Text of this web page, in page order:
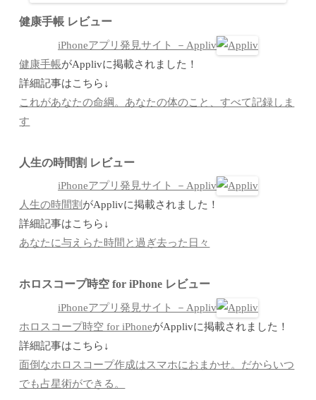
健康手帳 レビュー
iPhoneアプリ発見サイト －Appliv
健康手帳がApplivに掲載されました！
詳細記事はこちら↓
これがあなたの命綱。あなたの体のこと、すべて記録しま
す
人生の時間割 レビュー
iPhoneアプリ発見サイト －Appliv
人生の時間割 がApplivに掲載されました！
詳細記事はこちら↓
あなたに与えらた時間と過ぎ去った日々
ホロスコープ時空 for iPhone レビュー
iPhoneアプリ発見サイト －Appliv
ホロスコープ時空 for iPhoneがApplivに掲載されました！
詳細記事はこちら↓
面倒なホロスコープ作成はスマホにおまかせ。だからいつ
でも占星術ができる。